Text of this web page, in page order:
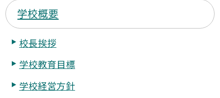
学校概要
校長挨拶
学校教育目標
学校経営方針